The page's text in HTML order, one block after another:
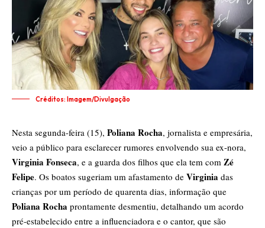
Créditos: Imagem/Divulgação
Nesta segunda-feira (15), Poliana Rocha, jornalista e empresária,
veio a público para esclarecer rumores envolvendo sua ex-nora,
Virginia Fonseca, e a guarda dos filhos que ela tem com Zé
Felipe. Os boatos sugeriam um afastamento de Virginia das
crianças por um período de quarenta dias, informação que
Poliana Rocha prontamente desmentiu, detalhando um acordo
pré-estabelecido entre a influenciadora e o cantor, que são